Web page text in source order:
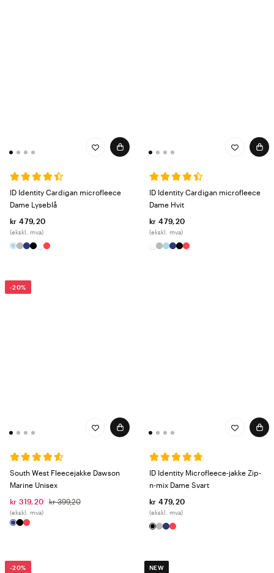
ID Identity Cardigan microfleece
Dame Lyseblå
kr 479,20
(ekskl. mva)
ID Identity Cardigan microfleece
Dame Hvit
kr 479,20
(ekskl. mva)
-20%
South West Fleecejakke Dawson
Marine Unisex
kr 319,20
kr 399,20
(ekskl. mva)
ID Identity Microfleece-jakke Zip-
n-mix Dame Svart
kr 479,20
(ekskl. mva)
-20% NEW